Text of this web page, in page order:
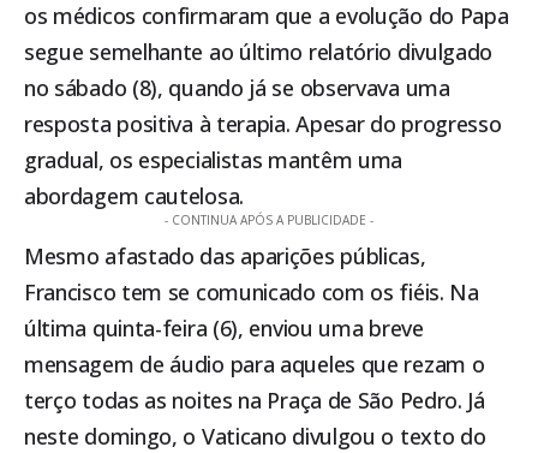
os médicos confirmaram que a evolução do Papa
segue semelhante ao último relatório divulgado
no sábado (8), quando já se observava uma
resposta positiva à terapia. Apesar do progresso
gradual, os especialistas mantêm uma
abordagem cautelosa.
- CONTINUA APÓS A PUBLICIDADE -
Mesmo afastado das aparições públicas,
Francisco tem se comunicado com os fiéis. Na
última quinta-feira (6), enviou uma breve
mensagem de áudio para aqueles que rezam o
terço todas as noites na Praça de São Pedro. Já
neste domingo, o Vaticano divulgou o texto do